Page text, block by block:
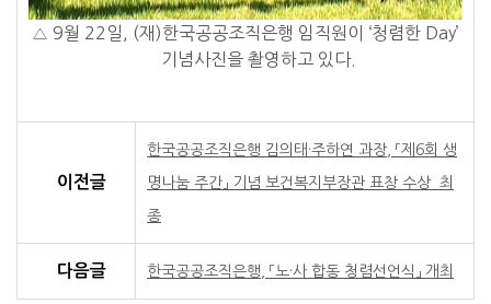
△ 9월 22일, (재)한국공공조직은행 임직원이 ‘청렴한 Day’
기념사진을 촬영하고 있다.
이전글
한국공공조직은행 김의태·주하연 과장, 「제6회 생
명나눔 주간」 기념 보건복지부장관 표창 수상_최
종
다음글 한국공공조직은행, 「노·사 합동 청렴선언식」 개최